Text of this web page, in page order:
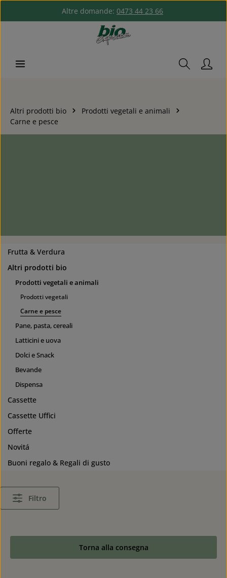
Passa al contenuto principale
Altre domande: 0473 44 23 66
Altri prodotti bio
Prodotti vegetali e animali
Carne e pesce
Frutta & Verdura
Altri prodotti bio
Prodotti vegetali e animali
Prodotti vegetali
Carne e pesce
Pane, pasta, cereali
Latticini e uova
Dolci e Snack
Bevande
Dispensa
Cassette
Cassette Uffici
Offerte
Novitá
Buoni regalo & Regali di gusto
Filtro
Torna alla consegna